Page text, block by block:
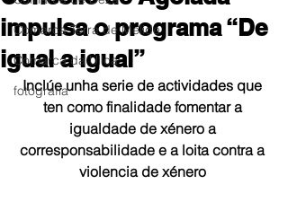
Comarca Terra de Melide
Comarca da Ulloa
fotografía
impulsa o programa “De
igual a igual”
Inclúe unha serie de actividades que
ten como finalidade fomentar a
igualdade de xénero a
corresponsabilidade e a loita contra a
violencia de xénero